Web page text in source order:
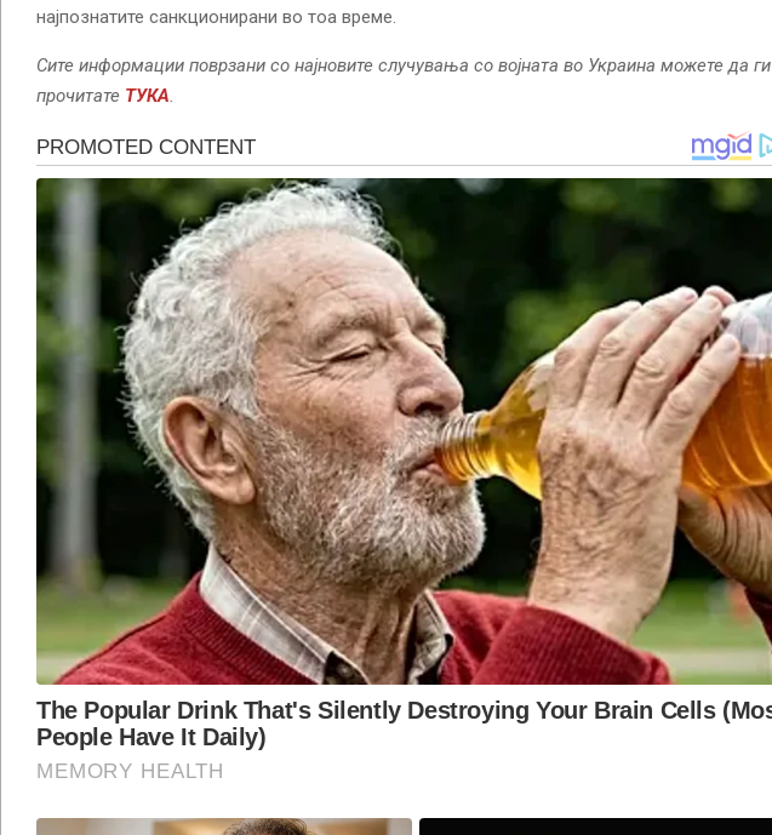
најпознатите санкционирани во тоа време.
Сите информации поврзани со најновите случувања со војната во Украина можете да ги
прочитате ТУКА.